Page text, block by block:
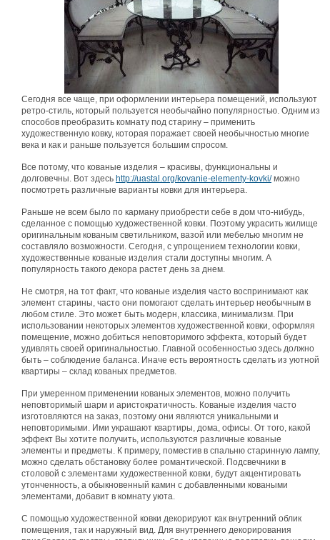
Сегодня все чаще, при оформлении интерьера помещений, используют
ретро-стиль, который пользуется необычайно популярностью. Одним из
способов преобразить комнату под старину – применить
художественную ковку, которая поражает своей необычностью многие
века и как и раньше пользуется большим спросом.
Все потому, что кованые изделия – красивы, функциональны и
долговечны. Вот здесь http://uastal.org/kovanie-elementy-kovki/можно
посмотреть различные варианты ковки для интерьера.
Раньше не всем было по карману приобрести себе в дом что-нибудь,
сделанное с помощью художественной ковки. Поэтому украсить жилище
оригинальным кованым светильником, вазой или мебелью многим не
составляло возможности. Сегодня, с упрощением технологии ковки,
художественные кованые изделия стали доступны многим. А
популярность такого декора растет день за днем.
Не смотря, на тот факт, что кованые изделия часто воспринимают как
элемент старины, часто они помогают сделать интерьер необычным в
любом стиле. Это может быть модерн, классика, минимализм. При
использовании некоторых элементов художественной ковки, оформляя
помещение, можно добиться неповторимого эффекта, который будет
удивлять своей оригинальностью. Главной особенностью здесь должно
быть – соблюдение баланса. Иначе есть вероятность сделать из уютной
квартиры – склад кованых предметов.
При умеренном применении кованых элементов, можно получить
неповторимый шарм и аристократичность. Кованые изделия часто
изготовляются на заказ, поэтому они являются уникальными и
неповторимыми. Ими украшают квартиры, дома, офисы. От того, какой
эффект Вы хотите получить, используются различные кованые
элементы и предметы. К примеру, поместив в спальню старинную лампу,
можно сделать обстановку более романтической. Подсвечники в
столовой с элементами художественной ковки, будут акцентировать
утонченность, а обыкновенный камин с добавленными коваными
элементами, добавит в комнату уюта.
С помощью художественной ковки декорируют как внутренний облик
помещения, так и наружный вид. Для внутреннего декорирования